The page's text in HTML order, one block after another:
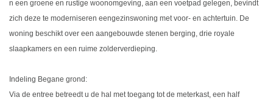
n een groene en rustige woonomgeving, aan een voetpad gelegen, bevindt
zich deze te moderniseren eengezinswoning met voor- en achtertuin. De
woning beschikt over een aangebouwde stenen berging, drie royale
slaapkamers en een ruime zolderverdieping.
Indeling Begane grond:
Via de entree betreedt u de hal met toegang tot de meterkast, een half